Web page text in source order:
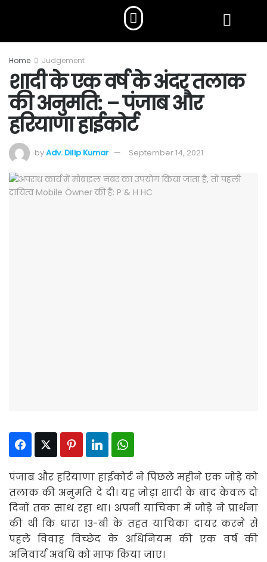
Home Judgement
शादी के एक वर्ष के अंदर तलाक
की अनुमति: – पंजाब और
हरियाणा हाईकोर्ट
byAdv. Dilip Kumar September 14, 2021
FacebookTwitter PinterestLinkedIn
पंजाब और हरियाणा हाईकोर्ट ने पिछले महीने एक जोड़े को
तलाक की अनुमति दे दी। यह जोड़ा शादी के बाद केवल दो
दिनों तक साथ रहा था। अपनी याचिका में जोड़े ने प्रार्थना
की थी कि धारा 13-बी के तहत याचिका दायर करने से
पहले विवाह विच्छेद के अधिनियम की एक वर्ष की
अनिवार्य अवधि को माफ किया जाए।